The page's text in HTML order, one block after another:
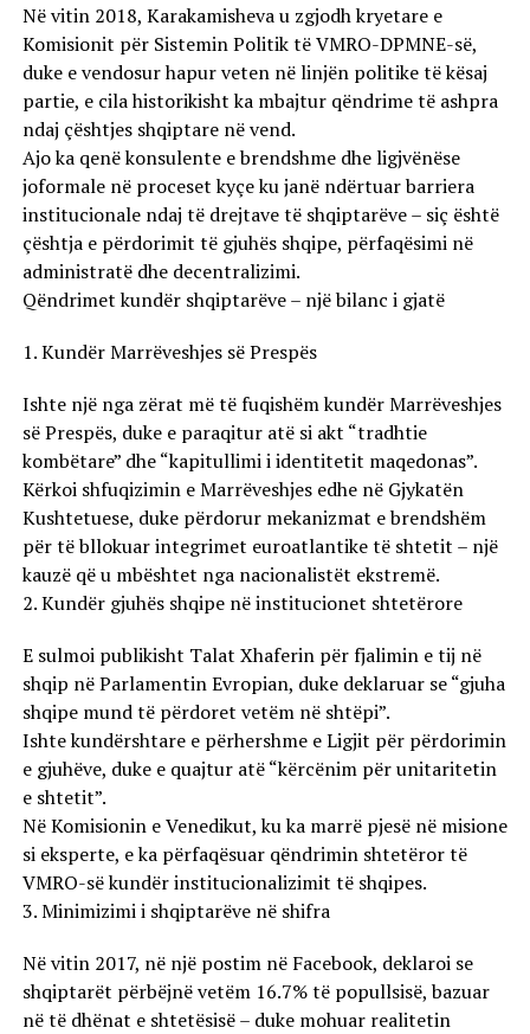
Në vitin 2018, Karakamisheva u zgjodh kryetare e
Komisionit për Sistemin Politik të VMRO-DPMNE-së,
duke e vendosur hapur veten në linjën politike të kësaj
partie, e cila historikisht ka mbajtur qëndrime të ashpra
ndaj çështjes shqiptare në vend.
Ajo ka qenë konsulente e brendshme dhe ligjvënëse
joformale në proceset kyçe ku janë ndërtuar barriera
institucionale ndaj të drejtave të shqiptarëve – siç është
çështja e përdorimit të gjuhës shqipe, përfaqësimi në
administratë dhe decentralizimi.
Qëndrimet kundër shqiptarëve – një bilanc i gjatë
1. Kundër Marrëveshjes së Prespës
Ishte një nga zërat më të fuqishëm kundër Marrëveshjes
së Prespës, duke e paraqitur atë si akt “tradhtie
kombëtare” dhe “kapitullimi i identitetit maqedonas”.
Kërkoi shfuqizimin e Marrëveshjes edhe në Gjykatën
Kushtetuese, duke përdorur mekanizmat e brendshëm
për të bllokuar integrimet euroatlantike të shtetit – një
kauzë që u mbështet nga nacionalistët ekstremë.
2. Kundër gjuhës shqipe në institucionet shtetërore
E sulmoi publikisht Talat Xhaferin për fjalimin e tij në
shqip në Parlamentin Evropian, duke deklaruar se “gjuha
shqipe mund të përdoret vetëm në shtëpi”.
Ishte kundërshtare e përhershme e Ligjit për përdorimin
e gjuhëve, duke e quajtur atë “kërcënim për unitaritetin
e shtetit”.
Në Komisionin e Venedikut, ku ka marrë pjesë në misione
si eksperte, e ka përfaqësuar qëndrimin shtetëror të
VMRO-së kundër institucionalizimit të shqipes.
3. Minimizimi i shqiptarëve në shifra
Në vitin 2017, në një postim në Facebook, deklaroi se
shqiptarët përbëjnë vetëm 16.7% të popullsisë, bazuar
në të dhënat e shtetësisë – duke mohuar realitetin